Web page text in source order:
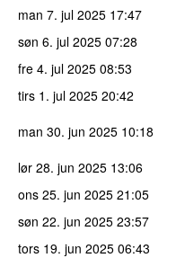
man 7. jul 2025 17:47
søn 6. jul 2025 07:28
fre 4. jul 2025 08:53
tirs 1. jul 2025 20:42
man 30. jun 2025 10:18
lør 28. jun 2025 13:06
ons 25. jun 2025 21:05
søn 22. jun 2025 23:57
tors 19. jun 2025 06:43